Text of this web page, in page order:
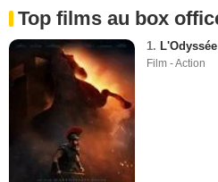
Top films au box
1. L'Odyssée
Film - Action